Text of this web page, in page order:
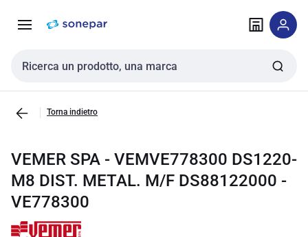
navigazione alla
Cerca input
Torna indietro
VEMER SPA - VEMVE778300 DS1220-
M8 DIST. METAL. M/F DS88122000 -
VE778300